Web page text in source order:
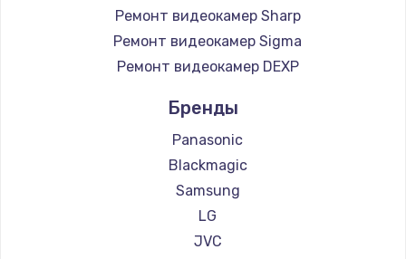
Ремонт видеокамер Sharp
Ремонт видеокамер Sigma
Ремонт видеокамер DEXP
Бренды
Panasonic
Blackmagic
Samsung
LG
JVC